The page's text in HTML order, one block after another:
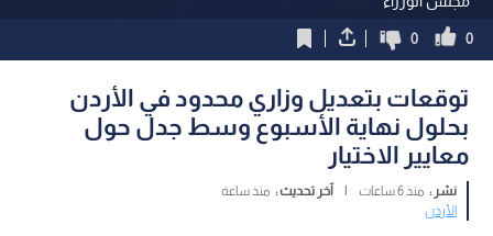
0
0
توقعات بتعديل وزاري محدود في الأردن
بحلول نهاية الأسبوع وسط جدل حول
معايير الاختيار
نشر : منذ 6 ساعات | آخر تحديث : منذ ساعة
الأردن